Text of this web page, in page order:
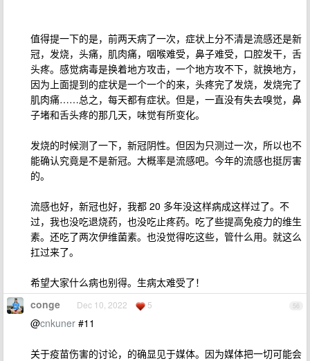
值得提一下的是，前两天病了一次，症状上分不清是流感还是新
冠，发烧，头痛，肌肉痛，咽喉难受，鼻子难受，口腔发干，舌
头疼。感觉病毒是换着地方攻击，一个地方攻不下，就换地方，
因为上面提到的症状是一个一个的来，头疼完了发烧，发烧完了
肌肉痛……总之，每天都有症状。但是，一直没有失去嗅觉，鼻
子堵和舌头疼的那几天，味觉有所变化。
发烧的时候测了一下，新冠阴性。但因为只测过一次，所以也不
能确认究竟是不是新冠。大概率是流感吧。今年的流感也挺厉害
的。
流感也好，新冠也好，我都 20 多年没这样病成这样过了。不
过，我也没吃退烧药，也没吃止疼药。吃了些提高免疫力的维生
素。还吃了两次伊维菌素。也没觉得吃这些，管什么用。就这么
扛过来了。
希望大家什么病也别得。生病太难受了！
56
conge Dec 10, 2022 5
@cnkuner #11
关于疫苗伤害的讨论，的确显见于媒体。因为媒体把一切可能会